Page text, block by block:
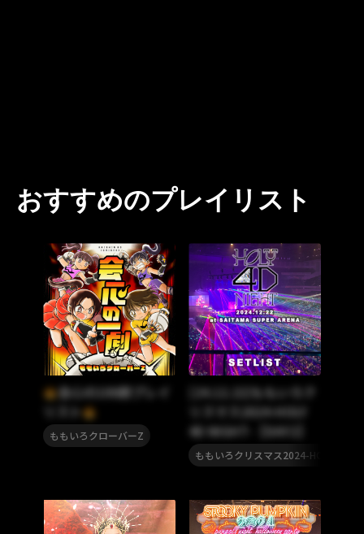
おすすめのプレイリスト
会心の100劇プレイ
リスト
ももいろクローバーZ
[24.12.22]ももいろク
リスマス2024-HOLY
4D NIGHT-【DAY2】
ももいろクリスマス2024-HOLY 4D